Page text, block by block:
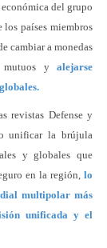
del grupo
países miembros
cambiar a monedas
mutuos y alejarse
revistas Defense y
unificar la brújula
y globales que
en la región, lo
multipolar más
unificada y el